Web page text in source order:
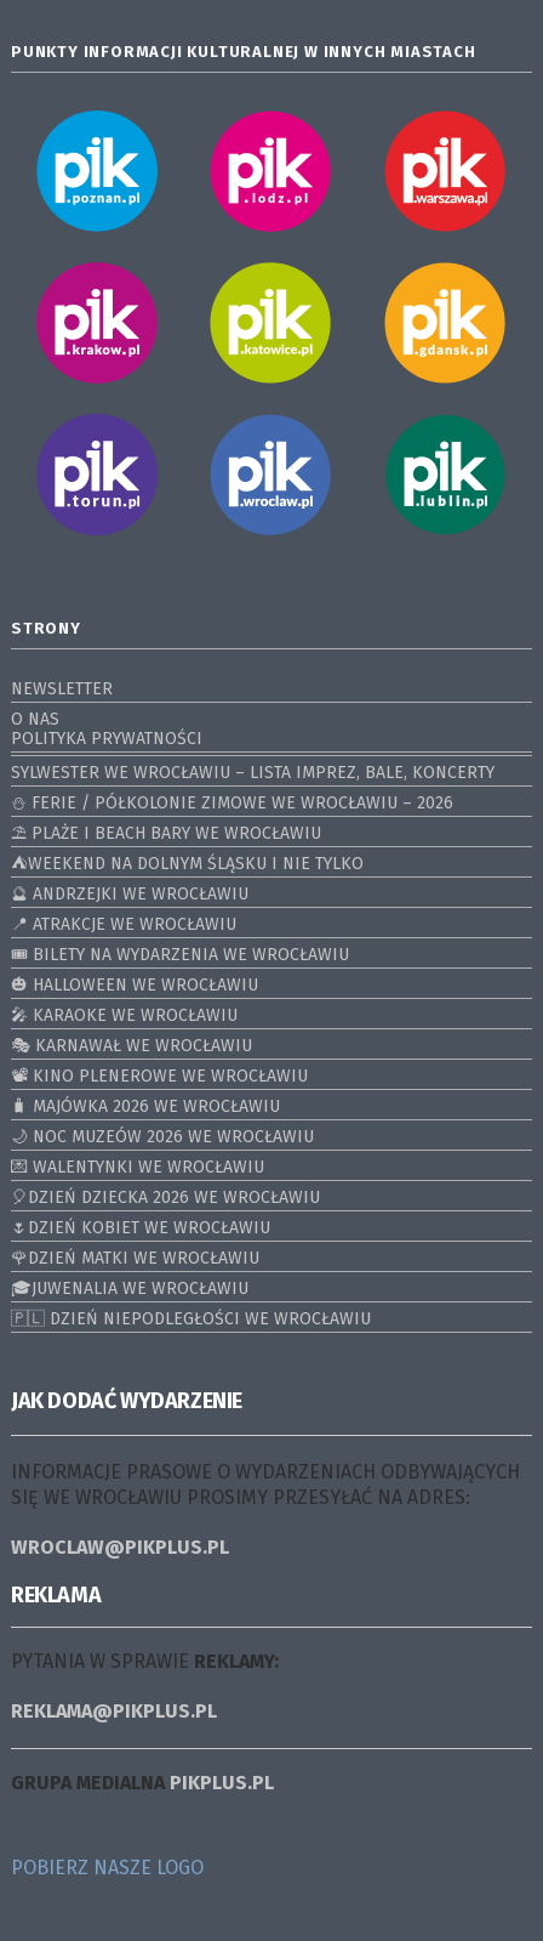
PUNKTY INFORMACJI KULTURALNEJ W INNYCH MIASTACH
STRONY
NEWSLETTER
O NAS
POLITYKA PRYWATNOŚCI
SYLWESTER WE WROCŁAWIU – LISTA IMPREZ, BALE, KONCERTY
⛄️ FERIE / PÓŁKOLONIE ZIMOWE WE WROCŁAWIU – 2026
⛱️ PLAŻE I BEACH BARY WE WROCŁAWIU
⛺️WEEKEND NA DOLNYM ŚLĄSKU I NIE TYLKO
🔮 ANDRZEJKI WE WROCŁAWIU
📍 ATRAKCJE WE WROCŁAWIU
🎟️ BILETY NA WYDARZENIA WE WROCŁAWIU
🎃 HALLOWEEN WE WROCŁAWIU
🎤 KARAOKE WE WROCŁAWIU
🎭 KARNAWAŁ WE WROCŁAWIU
📽️ KINO PLENEROWE WE WROCŁAWIU
🧳 MAJÓWKA 2026 WE WROCŁAWIU
🌙 NOC MUZEÓW 2026 WE WROCŁAWIU
💌 WALENTYNKI WE WROCŁAWIU
🎈DZIEŃ DZIECKA 2026 WE WROCŁAWIU
🌷DZIEŃ KOBIET WE WROCŁAWIU
🌹DZIEŃ MATKI WE WROCŁAWIU
🎓JUWENALIA WE WROCŁAWIU
🇵🇱 DZIEŃ NIEPODLEGŁOŚCI WE WROCŁAWIU
JAK DODAĆ WYDARZENIE
INFORMACJE PRASOWE O WYDARZENIACH ODBYWAJĄCYCH
SIĘ WE WROCŁAWIU PROSIMY PRZESYŁAĆ NA ADRES:
WROCLAW@PIKPLUS.PL
REKLAMA
PYTANIA W SPRAWIE REKLAMY:
REKLAMA@PIKPLUS.PL
GRUPA MEDIALNA PIKPLUS.PL
POBIERZ NASZE LOGO